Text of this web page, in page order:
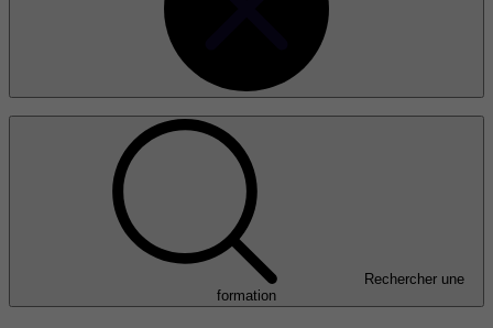
Rechercher une
formation